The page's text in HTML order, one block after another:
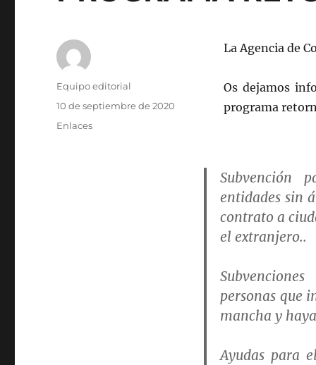
La Agencia de
Os dejamos
programa
Subvención
entidades sin
contrato a
el extranjero..
personas que
mancha y
Ayudas para
Autor
Equipo editorial
Publicado
10 de septiembre de 2020
Categorías
Enlaces